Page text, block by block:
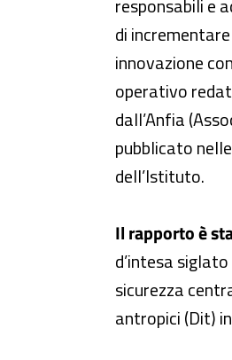
responsabili e
di
innovazione
operativo
dall’Anfia
pubblicato
dell’Istituto.
Il rapporto è
d’intesa
sicurezza
antropici (Dit)